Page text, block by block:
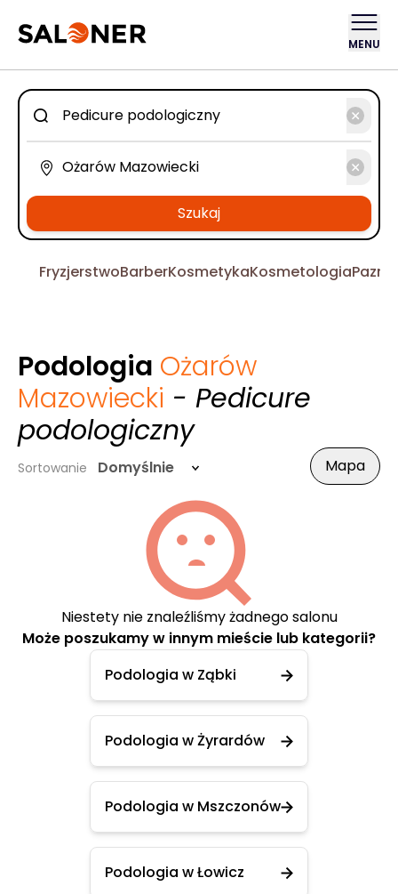
MENU
Szukaj
FryzjerstwoBarberKosmetykaKosmetologia
Podologia Ożarów
Mazowiecki - Pedicure
podologiczny
Sortowanie Domyślnie Mapa
Niestety nie znaleźliśmy żadnego salonu
Może poszukamy w innym mieście lub kategorii?
Podologia w Ząbki
Podologia w Żyrardów
Podologia w Mszczonów
Podologia w Łowicz